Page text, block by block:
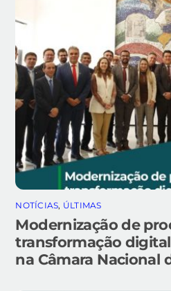
NOTÍCIAS, ÚLTIMAS
Modernização de
transformação
na Câmara Nacional